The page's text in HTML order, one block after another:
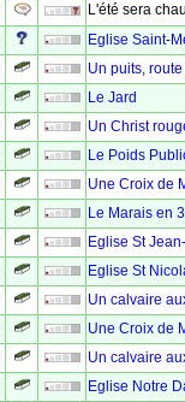
L'été sera
Eglise Saint-
Un puits,
Le Jard
Un Christ
Le Poids
Une Croix de
Le Marais en
Eglise St
Eglise St
Un calvaire
Une Croix de
Un calvaire
Eglise Notre